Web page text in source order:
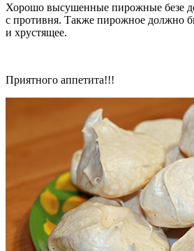
Хорошо высушенные пирожные безе
с противня. Также пирожное должно
и хрустящее.
Приятного аппетита!!!